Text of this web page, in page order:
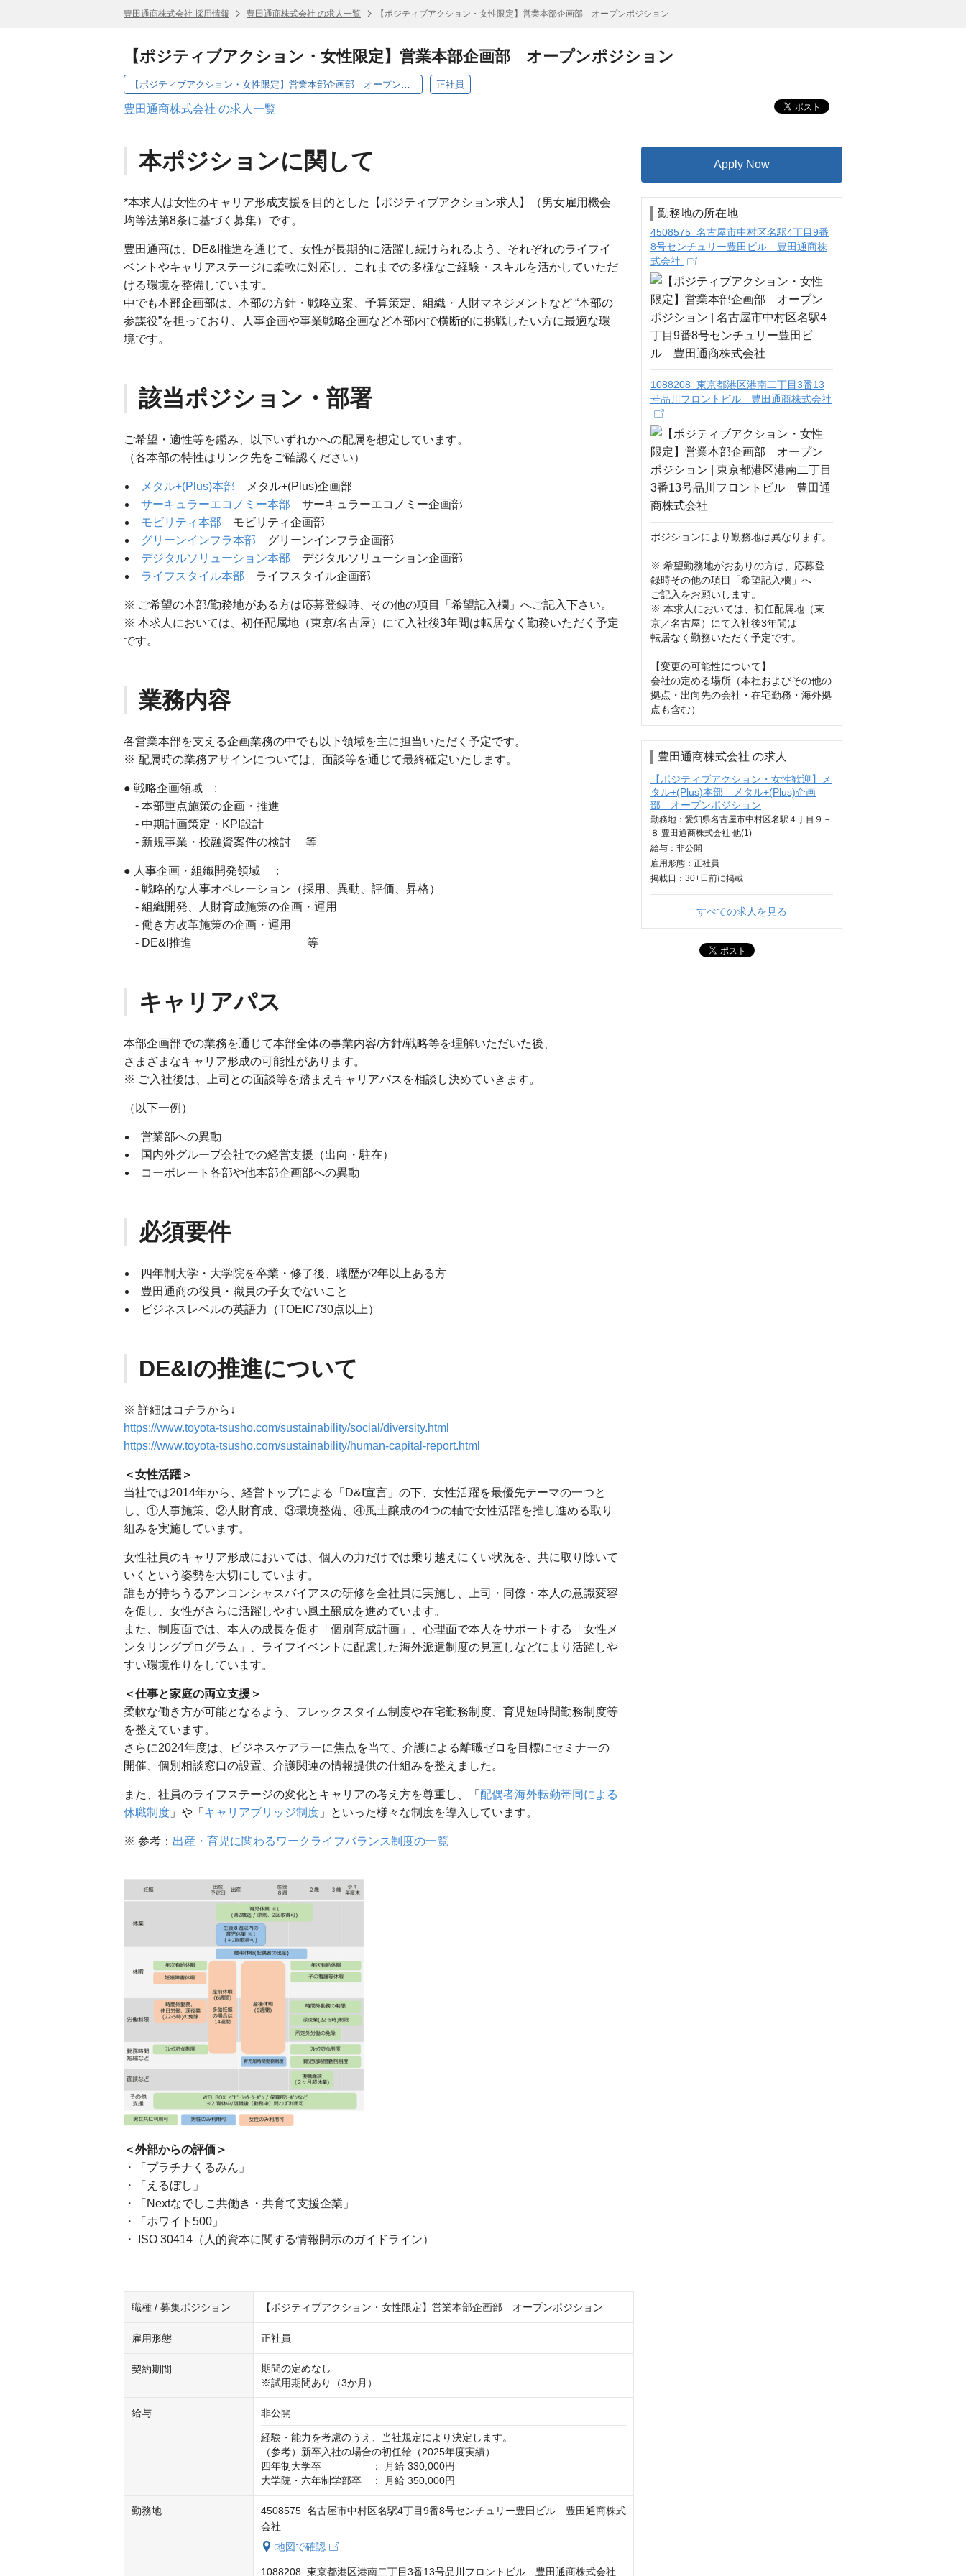
豊田通商株式会社 採用情報 豊田通商株式会社 の求人一覧 【ポジティブアクション・女性限定】営業本部企画部 オープンポジション
【ポジティブアクション・女性限定】営業本部企画部 オープンポジション
【ポジティブアクション・女性限定】営業本部企画部 オープンポジション 正社員
豊田通商株式会社 の求人一覧
本ポジションに関して
*本求人は女性のキャリア形成支援を目的とした【ポジティブアクション求人】（男女雇用機会
均等法第8条に基づく募集）です。
豊田通商は、DE&I推進を通じて、女性が長期的に活躍し続けられるよう、それぞれのライフイ
ベントやキャリアステージに柔軟に対応し、これまでの多様なご経験・スキルを活かしていただ
ける環境を整備しています。
中でも本部企画部は、本部の方針・戦略立案、予算策定、組織・人財マネジメントなど “本部の
参謀役”を担っており、人事企画や事業戦略企画など本部内で横断的に挑戦したい方に最適な環
境です。
該当ポジション・部署
ご希望・適性等を鑑み、以下いずれかへの配属を想定しています。
（各本部の特性はリンク先をご確認ください）
メタル+(Plus)本部 メタル+(Plus)企画部
サーキュラーエコノミー本部 サーキュラーエコノミー企画部
モビリティ本部 モビリティ企画部
グリーンインフラ本部 グリーンインフラ企画部
デジタルソリューション本部 デジタルソリューション企画部
ライフスタイル本部 ライフスタイル企画部
※ ご希望の本部/勤務地がある方は応募登録時、その他の項目「希望記入欄」へご記入下さい。
※ 本求人においては、初任配属地（東京/名古屋）にて入社後3年間は転居なく勤務いただく予定
です。
業務内容
各営業本部を支える企画業務の中でも以下領域を主に担当いただく予定です。
※ 配属時の業務アサインについては、面談等を通じて最終確定いたします。
● 戦略企画領域 :
- 本部重点施策の企画・推進
- 中期計画策定・KPI設計
- 新規事業・投融資案件の検討 等
● 人事企画・組織開発領域 ：
- 戦略的な人事オペレーション（採用、異動、評価、昇格）
- 組織開発、人財育成施策の企画・運用
- 働き方改革施策の企画・運用
- DE&I推進 等
キャリアパス
本部企画部での業務を通じて本部全体の事業内容/方針/戦略等を理解いただいた後、
さまざまなキャリア形成の可能性があります。
※ ご入社後は、上司との面談等を踏まえキャリアパスを相談し決めていきます。
（以下一例）
営業部への異動
国内外グループ会社での経営支援（出向・駐在）
コーポレート各部や他本部企画部への異動
必須要件
四年制大学・大学院を卒業・修了後、職歴が2年以上ある方
豊田通商の役員・職員の子女でないこと
ビジネスレベルの英語力（TOEIC730点以上）
DE&Iの推進について
※ 詳細はコチラから↓
https://www.toyota-tsusho.com/sustainability/social/diversity.html
https://www.toyota-tsusho.com/sustainability/human-capital-report.html
＜女性活躍＞
当社では2014年から、経営トップによる「D&I宣言」の下、女性活躍を最優先テーマの一つと
し、①人事施策、②人財育成、③環境整備、④風土醸成の4つの軸で女性活躍を推し進める取り
組みを実施しています。
女性社員のキャリア形成においては、個人の力だけでは乗り越えにくい状況を、共に取り除いて
いくという姿勢を大切にしています。
誰もが持ちうるアンコンシャスバイアスの研修を全社員に実施し、上司・同僚・本人の意識変容
を促し、女性がさらに活躍しやすい風土醸成を進めています。
また、制度面では、本人の成長を促す「個別育成計画」、心理面で本人をサポートする「女性メ
ンタリングプログラム」、ライフイベントに配慮した海外派遣制度の見直しなどにより活躍しや
すい環境作りをしています。
＜仕事と家庭の両立支援＞
柔軟な働き方が可能となるよう、フレックスタイム制度や在宅勤務制度、育児短時間勤務制度等
を整えています。
さらに2024年度は、ビジネスケアラーに焦点を当て、介護による離職ゼロを目標にセミナーの
開催、個別相談窓口の設置、介護関連の情報提供の仕組みを整えました。
また、社員のライフステージの変化とキャリアの考え方を尊重し、「 配偶者海外転勤帯同による
休職制度 」や「 キャリアブリッジ制度 」といった様々な制度を導入しています。
※ 参考： 出産・育児に関わるワークライフバランス制度の一覧
＜外部からの評価＞
・「プラチナくるみん」
・「えるぼし」
・「Nextなでしこ共働き・共育て支援企業」
・「ホワイト500」
・ ISO 30414（人的資本に関する情報開示のガイドライン）
職種 / 募集ポジション 【ポジティブアクション・女性限定】営業本部企画部 オープンポジション
雇用形態 正社員
契約期間
期間の定めなし
※試用期間あり（3か月）
給与 非公開
経験・能力を考慮のうえ、当社規定により決定します。
（参考）新卒入社の場合の初任給（2025年度実績）
四年制大学卒　　　　　： 月給 330,000円
大学院・六年制学部卒　： 月給 350,000円
勤務地
4508575 名古屋市中村区名駅4丁目9番8号センチュリー豊田ビル 豊田通商株式
会社
地図で確認
1088208 東京都港区港南二丁目3番13号品川フロントビル 豊田通商株式会社
Apply Now
勤務地の所在地
4508575 名古屋市中村区名駅4丁目9番
8号センチュリー豊田ビル 豊田通商株
式会社
1088208 東京都港区港南二丁目3番13
号品川フロントビル 豊田通商株式会社
ポジションにより勤務地は異なります。
※ 希望勤務地がおありの方は、応募登
録時その他の項目「希望記入欄」へ
ご記入をお願いします。
※ 本求人においては、初任配属地（東
京／名古屋）にて入社後3年間は
転居なく勤務いただく予定です。
【変更の可能性について】
会社の定める場所（本社およびその他の
拠点・出向先の会社・在宅勤務・海外拠
点も含む）
豊田通商株式会社 の求人
【ポジティブアクション・女性歓迎】メ
タル+(Plus)本部 メタル+(Plus)企画
部 オープンポジション
勤務地：愛知県名古屋市中村区名駅４丁目９－
８ 豊田通商株式会社 他(1)
給与： 非公開
雇用形態：正社員
掲載日： 30+日 前に掲載
すべての求人を見る